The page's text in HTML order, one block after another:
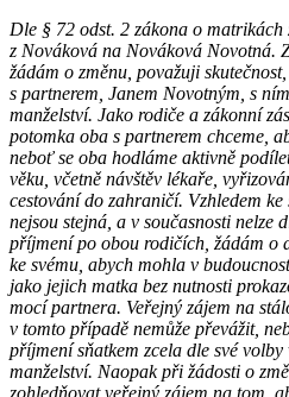
Dle § 72 odst. 2 zákona o
z Nováková na Nováková Novotná.
žádám o změnu, považuji
s partnerem, Janem Novotným, s
manželství. Jako rodiče a zákonní
potomka oba s partnerem chceme,
neboť se oba hodláme aktivně
věku, včetně návštěv lékaře,
cestování do zahraničí. Vzhledem
nejsou stejná, a v současnosti nelze
příjmení po obou rodičích, žádám o
ke svému, abych mohla v
jako jejich matka bez nutnosti
mocí partnera. Veřejný zájem na
v tomto případě nemůže převážit,
příjmení sňatkem zcela dle své
manželství. Naopak při žádosti o
zohledňovat veřejný zájem na tom,